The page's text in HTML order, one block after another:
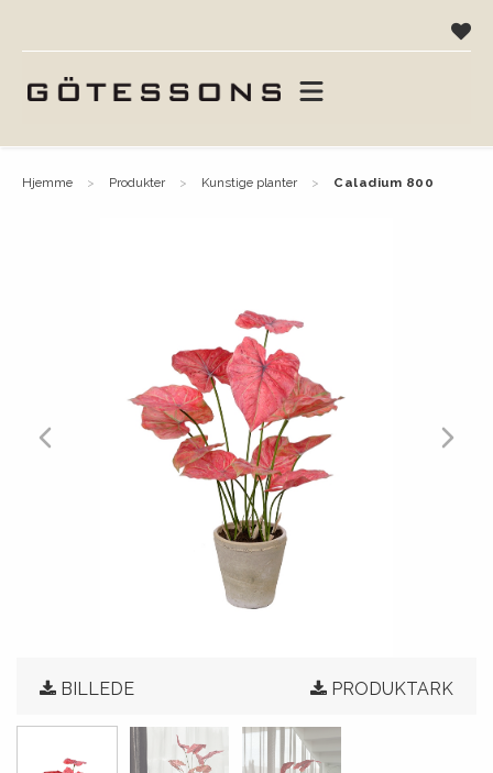
hjemme produkter kunstige planter caladium 800
BILLEDE PRODUKTARK